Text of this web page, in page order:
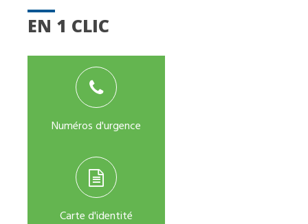
EN 1 CLIC
Numéros d'urgence
Carte d'identité